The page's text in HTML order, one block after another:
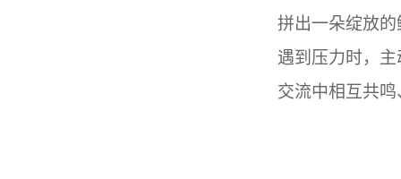
拼出一朵绽放
遇到压力时，
交流中相互共